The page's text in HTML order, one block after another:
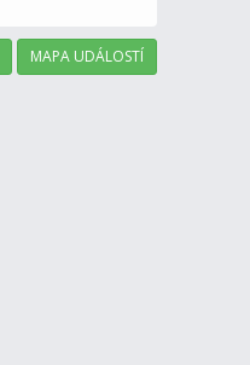
MAPA UDÁLOSTÍ